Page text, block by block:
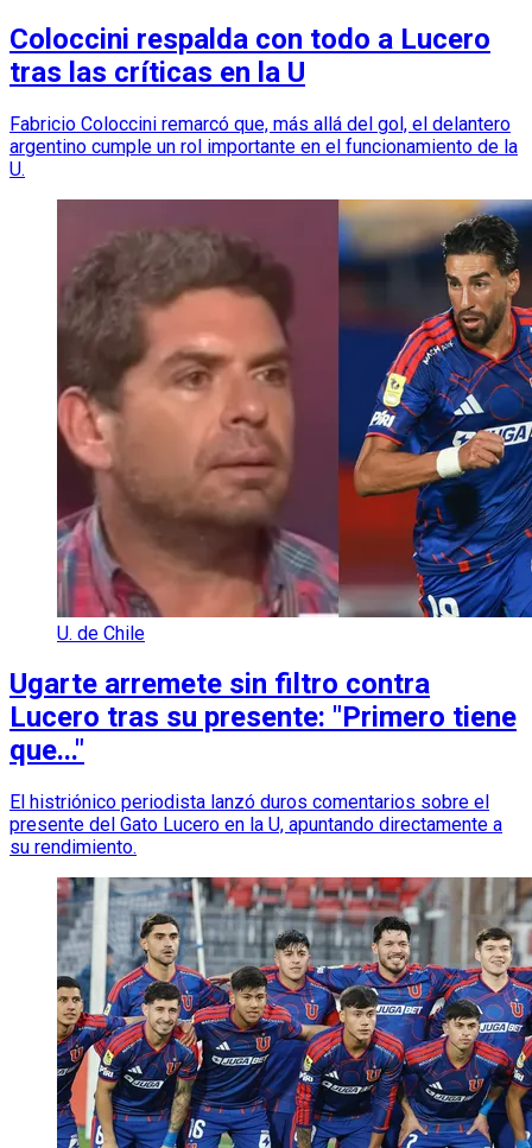
Coloccini respalda con todo a Lucero
tras las críticas en la U
Fabricio Coloccini remarcó que, más allá del gol, el delantero
argentino cumple un rol importante en el funcionamiento de la
U.
U. de Chile
Ugarte arremete sin filtro contra
Lucero tras su presente: "Primero tiene
que..."
El histriónico periodista lanzó duros comentarios sobre el
presente del Gato Lucero en la U, apuntando directamente a
su rendimiento.